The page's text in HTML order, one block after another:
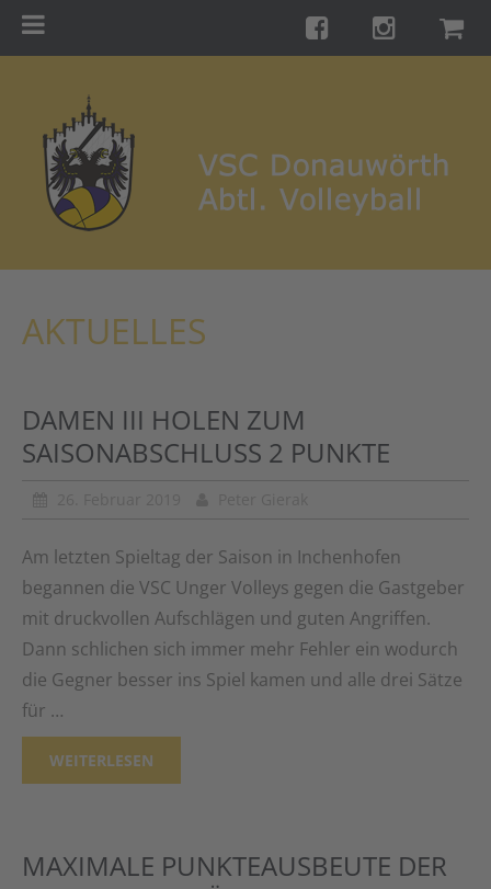
Training
Turniere
Kontakt
Shop
AKTUELLES
DAMEN III HOLEN ZUM
SAISONABSCHLUSS 2 PUNKTE
Am letzten Spieltag der Saison in Inchenhofen
begannen die VSC Unger Volleys gegen die Gastgeber
mit druckvollen Aufschlägen und guten Angriffen.
Dann schlichen sich immer mehr Fehler ein wodurch
die Gegner besser ins Spiel kamen und alle drei Sätze
für …
WEITERLESEN
MAXIMALE PUNKTEAUSBEUTE DER